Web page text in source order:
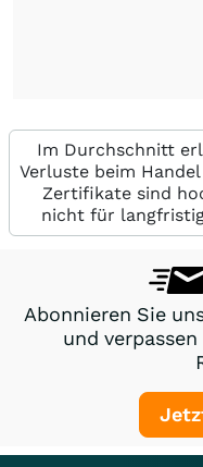
Im Durchschnitt
Verluste beim
Zertifikate sind
nicht für
Abonnieren Sie
und